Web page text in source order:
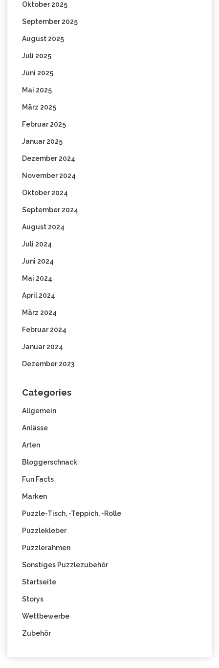
Oktober 2025
September 2025
August 2025
Juli 2025
Juni 2025
Mai 2025
März 2025
Februar 2025
Januar 2025
Dezember 2024
November 2024
Oktober 2024
September 2024
August 2024
Juli 2024
Juni 2024
Mai 2024
April 2024
März 2024
Februar 2024
Januar 2024
Dezember 2023
Categories
Allgemein
Anlässe
Arten
Bloggerschnack
Fun Facts
Marken
Puzzle-Tisch, -Teppich, -Rolle
Puzzlekleber
Puzzlerahmen
Sonstiges Puzzlezubehör
Startseite
Storys
Wettbewerbe
Zubehör